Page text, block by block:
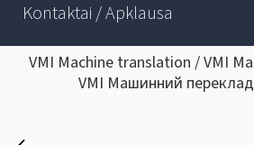
Kontaktai / Apklausa
VMI Machine translation / VMI
VMI Машинний